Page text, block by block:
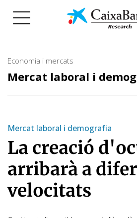
Economia i mercats
Mercat laboral i
Mercat laboral i demografia
La creació
arribarà a
velocitats